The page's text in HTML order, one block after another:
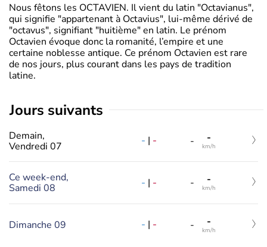
Nous fêtons les OCTAVIEN. Il vient du latin "Octavianus",
qui signifie "appartenant à Octavius", lui-même dérivé de
"octavus", signifiant "huitième" en latin. Le prénom
Octavien évoque donc la romanité, l’empire et une
certaine noblesse antique. Ce prénom Octavien est rare
de nos jours, plus courant dans les pays de tradition
latine.
jours suivants
Demain,
Vendredi 07
- | - - -
km/h
Ce week-end,
Samedi 08
- | - - -
km/h
Dimanche 09 - | - - -
km/h